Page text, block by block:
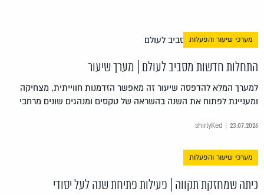
מערכי שיעור והפעלות
התחלות חדשות מסביב לעולם | מערך שיעור
למערך המלא להדפסה שיעור זה מאפשר הזדמנות חווייתית, מצחיקה
ומעניינת לפתוח את השנה בהשראה של טקסים ומנהגים שונים מרחבי
shirlyKed | 23.07.2026
מערכי שיעור והפעלות
כיתה שמחזקת תקווה | פעילות פתיחת שנה לעל יסודי